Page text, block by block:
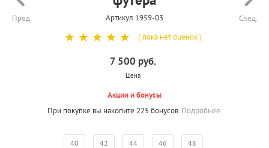
Пред. Артикул 1959-03 След.
☆
☆
☆
☆
☆ ( пока нет оценок )
7 500 руб.
Цена
Акции и бонусы
При покупке вы накопите 225 бонусов. Подробнее.
40 42 44 46 48